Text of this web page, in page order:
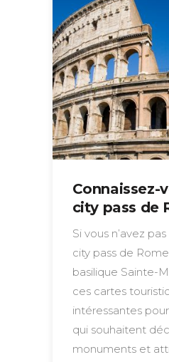
Connaissez-
city pass de
Si vous n’avez
city pass de
basilique Sainte-
ces cartes
intéressantes
qui souhaitent
monuments et